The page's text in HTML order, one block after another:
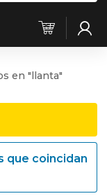
en "llanta"
que coincidan